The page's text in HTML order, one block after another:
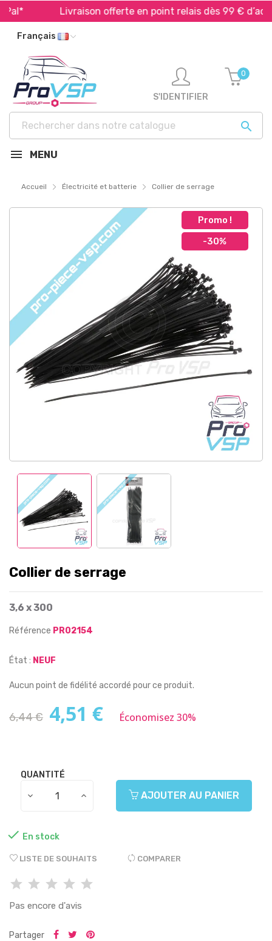
Livraison offerte en point relais dès 99 €
Français

S'IDENTIFIER
0
MENU
Accueil Électricité et batterie Collier de serrage
Promo !
-30%
Collier de serrage
3,6 x 300
Référence PR02154
État : NEUF
Aucun point de fidélité accordé pour ce produit.
6,44 € 4,51 € Économisez 30%
QUANTITÉ
AJOUTER AU PANIER
 En stock
LISTE DE SOUHAITS COMPARER
Pas encore d'avis
Partager